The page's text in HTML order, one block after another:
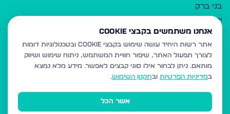
בני ברק
ירושלים
אלעד
גבעת זאב
בית שמש
רכסים
מודיעין עילית
אנחנו משתמשים בקבצי Cookie
אתר רשות היחיד עושה שימוש בקבצי Cookie ובטכנולוגיות דומות
לצורך תפעול האתר, שיפור חוויית המשתמש, ניתוח שימוש ושיווק
מותאם. ניתן לבחור אילו סוגי קבצים לאפשר. מידע מלא נמצא
במדיניות הפרטיות ובתקנון השימוש.
אשר הכל